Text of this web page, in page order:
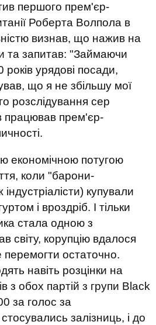
першого прем'єр-
Роберта Волпола в
визнав, що нажив на
та запитав: "Займаючи
урядові посади,
що я не збільшу мої
розслідування сер
працював прем'єр-
економічною потугою
коли "барони-
купували
і вроздріб. І тільки
стала одною з
світу, корупцію вдалося
остаточно.
навіть розцінки на
з обох партій з групи Black
за голос за
залізниць, і до